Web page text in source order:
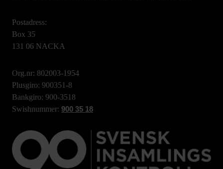
Postadress:
Box 35
131 06 NACKA
Org.nr: 802003-1954
Plusgiro: 900351-8
Bankgiro: 900-3518
Swishnummer: 900 35 18